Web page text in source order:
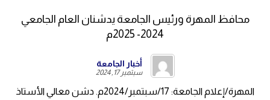
محافظ المهرة ورئيس الجامعة يدشنان العام الجامعي
2024- 2025م
أخبار الجامعة
سبتمبر 17, 2024
المهرة/إعلام الجامعة: 17/سبتمبر/2024م. دشن معالي الأستاذ